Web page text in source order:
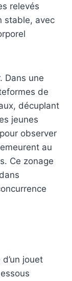
relevés
stable, avec
Dans une
de
décuplant
jeunes
observer
au
Ce zonage
jouet